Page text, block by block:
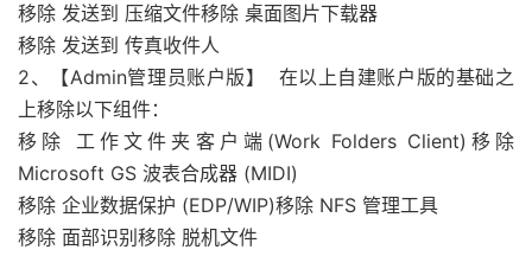
移除 发送到 压缩文件移除 桌面图片下载器
移除 发送到 传真收件人
2、【Admin管理员账户版】 在以上自建账户版的基础之
上移除以下组件：
移除 工作文件夹客户端(Work Folders Client)移除
Microsoft GS 波表合成器 (MIDI)
移除 企业数据保护 (EDP/WIP)移除 NFS 管理工具
移除 面部识别移除 脱机文件